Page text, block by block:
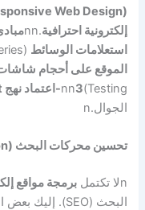
(Responsive Web Design)
إلكترونية احترافية.
nn
استعلامات الوسائط (Media Queries) في .CSS
الموقع على أحجام
Testing)
nn3-اعتماد نهج Mobile-First
الجوال.n
تحسين محركات البحث (SEO Optimization)
nلا تكتملبرمجة مواقع
البحث (SEO). إليك بعض الاستراتيجيات الفعالة: